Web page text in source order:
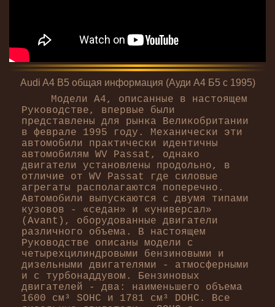
Audi A4 B5 общая информация (Ауди А4 Б5 с 1995)
Модели А4, описанные в настоящем
Руководстве, впервые были
представлены для рынка Великобритании
в феврале 1995 году. Механически эти
автомобили практически идентичны
автомобилям WV Passat, однако
двигатели установлены продольно, в
отличие от WV Passat где силовые
агрегаты располагаются поперечно.
Автомобили выпускаются с двумя типами
кузовов - «седан» и «универсал»
(Avant), оборудованные двигатели
различного объема. В настоящем
Руководстве описаны модели с
четырехцилиндровыми бензиновыми и
дизельными двигателями - атмосферными
и с турбонаддувом. Бензиновых
двигателей - два: наименьшего объема
1600 см³ SOHC и 1781 см³ DOHC. Все